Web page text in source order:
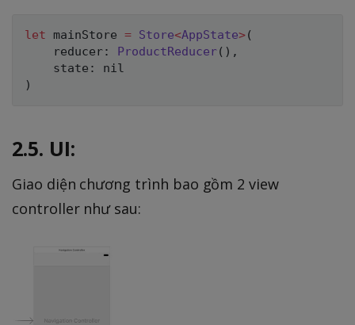
let mainStore = Store<AppState>(
    reducer
: ProductReducer( ) ,
    state
:
nil
)
2.5. UI:
Giao diện chương trình bao gồm 2 view
controller như sau: